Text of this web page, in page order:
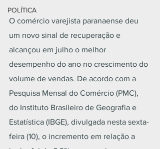
POLÍTICA
O comércio varejista paranaense deu
um novo sinal de recuperação e
alcançou em julho o melhor
desempenho do ano no crescimento do
volume de vendas. De acordo com a
Pesquisa Mensal do Comércio (PMC),
do Instituto Brasileiro de Geografia e
Estatística (IBGE), divulgada nesta sexta-
feira (10), o incremento em relação a